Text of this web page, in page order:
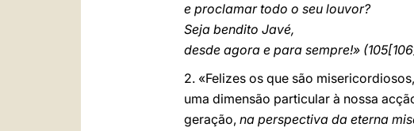
e proclamar todo o seu louvor?
Seja bendito Javé,
desde agora e para sempre!»
2. «Felizes os que são
uma dimensão particular à nossa
geração, na perspectiva da eterna